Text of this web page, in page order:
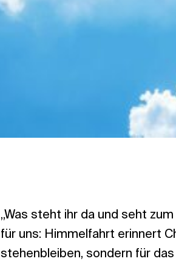
„Was steht ihr da und seht
für uns: Himmelfahrt erinnert
stehenbleiben, sondern für